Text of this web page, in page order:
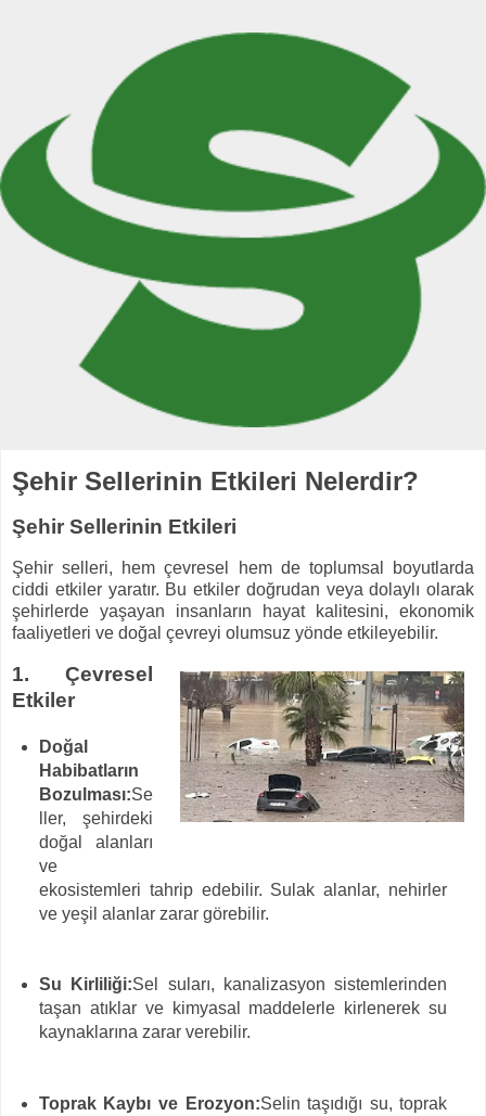
Şehir Sellerinin Etkileri Nelerdir?
Şehir Sellerinin Etkileri
Şehir selleri, hem çevresel hem de toplumsal boyutlarda
ciddi etkiler yaratır. Bu etkiler doğrudan veya dolaylı olarak
şehirlerde yaşayan insanların hayat kalitesini, ekonomik
faaliyetleri ve doğal çevreyi olumsuz yönde etkileyebilir.
1. Çevresel
Etkiler
Doğal
Habibatların
Bozulması:Se
ller, şehirdeki
doğal alanları
ve
ekosistemleri tahrip edebilir. Sulak alanlar, nehirler
ve yeşil alanlar zarar görebilir.
Su Kirliliği:Sel suları, kanalizasyon sistemlerinden
taşan atıklar ve kimyasal maddelerle kirlenerek su
kaynaklarına zarar verebilir.
Toprak Kaybı ve Erozyon:Selin taşıdığı su, toprak